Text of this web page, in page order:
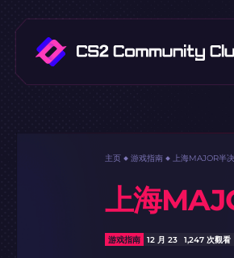
主页 游戏指南 上海MAJOR半
上海
游戏指南 12 月 23 1,247 次觀看